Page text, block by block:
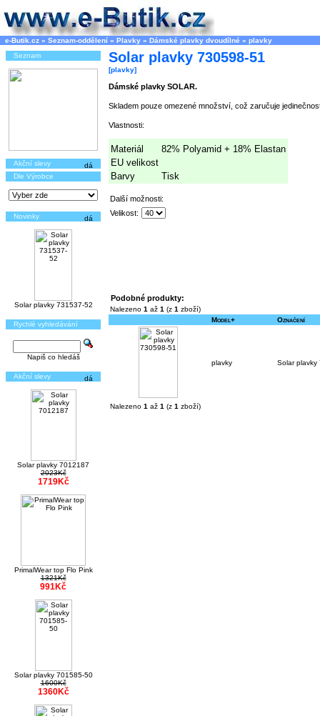
e-Butik.cz » Seznam-oddělení » Plavky » Dámské plavky dvoudílné » plavky
Seznam
Akční slevy
Dle Výrobce
Novinky
Solar plavky 731537-52
Rychlé vyhledávání
Napiš co hledáš
Akční slevy
Solar plavky 7012187
2023Kč
1719Kč
PrimalWear top Flo Pink
1321Kč
991Kč
Solar plavky 701585-50
1600Kč
1360Kč
Solar plavky 730598-51
[plavky]
Dámské plavky SOLAR.
Skladem pouze omezené množství, což zaručuje
Vlastnosti:
Materiál
82% Polyamid + 18% Elastan
EU velikost
Barvy
Tisk
Další možnosti:
Velikost:
Podobné produkty:
Nalezeno 1 až 1 (z 1 zboží)
Model+
Označení
plavky Solar plavky
Nalezeno 1 až 1 (z 1 zboží)